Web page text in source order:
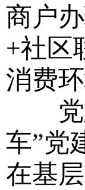
商户
+社区
消费
党建
车”党
在基